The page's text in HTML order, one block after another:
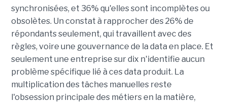
synchronisées, et 36% qu'elles sont incomplètes ou
obsolètes. Un constat à rapprocher des 26% de
répondants seulement, qui travaillent avec des
règles, voire une gouvernance de la data en place. Et
seulement une entreprise sur dix n'identifie aucun
problème spécifique lié à ces data produit. La
multiplication des tâches manuelles reste
l'obsession principale des métiers en la matière,